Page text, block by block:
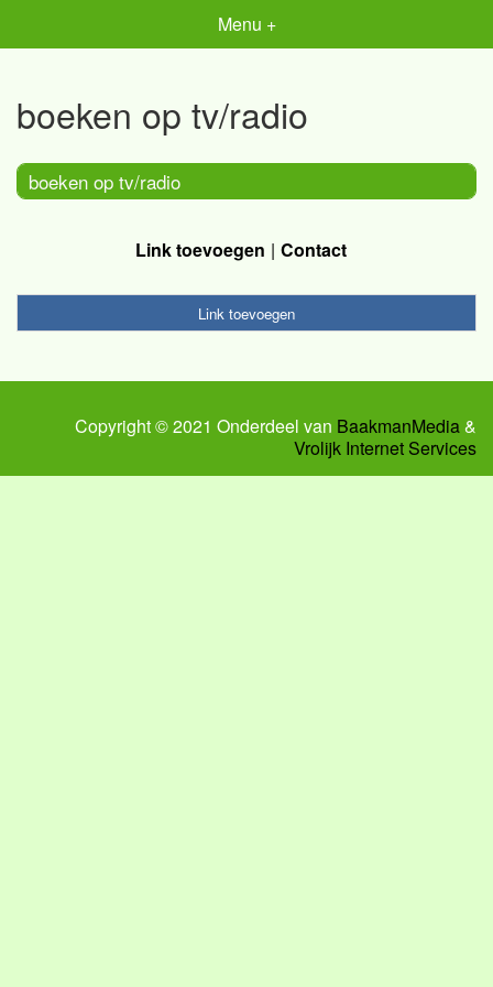
Menu +
boeken op tv/radio
boeken op tv/radio
Link toevoegen Contact
Link toevoegen
Copyright © 2021 Onderdeel van BaakmanMedia&
Vrolijk Internet Services